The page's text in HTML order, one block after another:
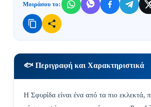
Μοιράσου το:
🐟 Περιγραφή και Χαρακτηριστικά
Η Σφυρίδα είναι ένα από τα πιο εκλεκτά,